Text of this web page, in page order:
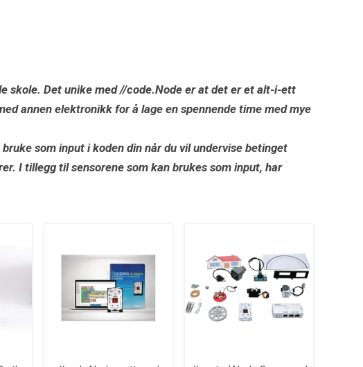
skole. Det unike med //code.Node er at det er et alt-i-ett
annen elektronikk for å lage en spennende time med mye
som input i koden din når du vil undervise betinget
I tillegg til sensorene som kan brukes som input, har